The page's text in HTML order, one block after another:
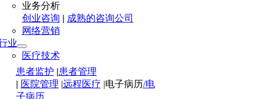
业务分析
创业咨询 | 成熟的咨询公司
网络营销
业
医疗技术
患者监护 |患者管理
| 医院管理 |远程医疗 |电子病历/电
子病历